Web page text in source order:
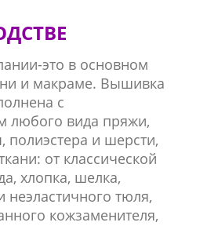
это в основном
и макраме. Вышивка
с
любого вида пряжи,
полиэстера и шерсти,
от классической
хлопка, шелка,
неэластичного тюля,
кожзаменителя,